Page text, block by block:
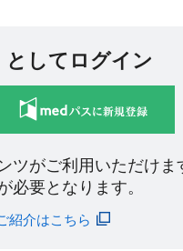
としてログイン
ツがご利用いただけま
必要となります。
紹介はこちら